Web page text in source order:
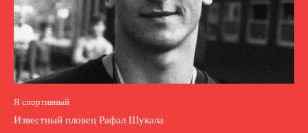
Я спортивный
Известный пловец Рафал Шукала